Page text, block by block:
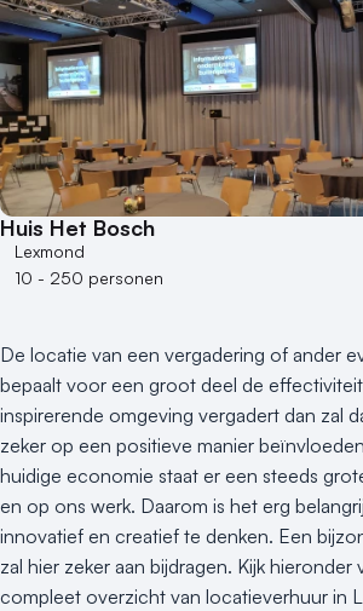
Huis Het Bosch
Lexmond
10 - 250 personen
De locatie van een vergadering of ander
bepaalt voor een groot deel de
inspirerende omgeving vergadert dan zal
zeker op een positieve manier
huidige economie staat er een steeds
en op ons werk. Daarom is het erg
innovatief en creatief te denken. Een
zal hier zeker aan bijdragen. Kijk hieronder
compleet overzicht van locatieverhuur in